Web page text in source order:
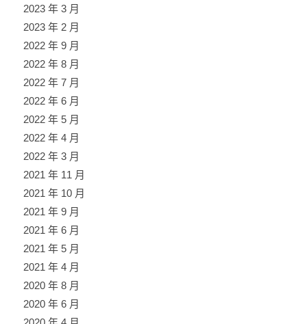
2023 年 3 月
2023 年 2 月
2022 年 9 月
2022 年 8 月
2022 年 7 月
2022 年 6 月
2022 年 5 月
2022 年 4 月
2022 年 3 月
2021 年 11 月
2021 年 10 月
2021 年 9 月
2021 年 6 月
2021 年 5 月
2021 年 4 月
2020 年 8 月
2020 年 6 月